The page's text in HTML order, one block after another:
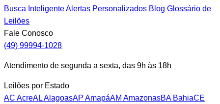
Busca InteligenteAlertas Personalizados Blog Glossário de
Leilões
Fale Conosco
(49) 99994-1028
Atendimento de segunda a sexta, das 9h às 18h
Leilões por Estado
AC AcreALAlagoasAP AmapáAM AmazonasBABahiaCE